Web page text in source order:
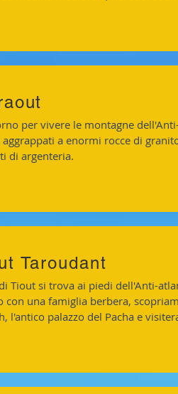
per vivere le montagne
aggrappati a enormi rocce di
di argenteria.
Taroudant
Tiout si trova ai piedi dell'Anti-
con una famiglia berbera,
l'antico palazzo del Pacha e